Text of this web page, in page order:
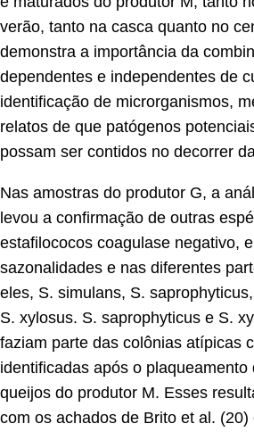
verão, tanto na casca quanto no
demonstra a importância da
dependentes e independentes de
identificação de microrganismos,
relatos de que patógenos
possam ser contidos no decorrer
Nas amostras do produtor G, a
levou a confirmação de outras
estafilococos coagulase negativo,
sazonalidades e nas diferentes
eles, S. simulans, S.
S. xylosus. S. saprophyticus e S.
faziam parte das colônias atípicas
identificadas após o plaqueamento
queijos do produtor M. Esses
com os achados de Brito et al. (20)